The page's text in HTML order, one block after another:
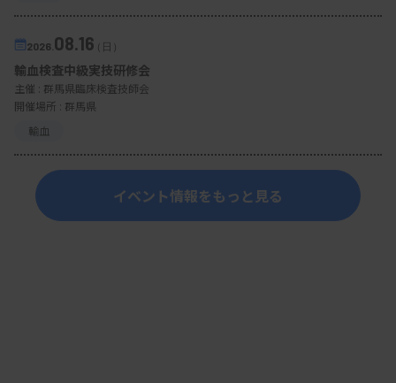
2026. 08.16（日）
輸血検査中級実技研修会
主催 : 群馬県臨床検査技師会
開催場所 : 群馬県
輸血
イベント情報をもっと見る